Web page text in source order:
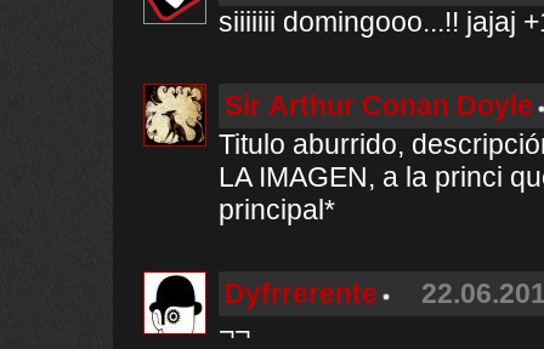
siiiiiii domingooo...!! jajaj
Sir Arthur Conan Doyle
Titulo aburrido,
LA IMAGEN, a la princi
principal*
Dyfrrerente
¬¬